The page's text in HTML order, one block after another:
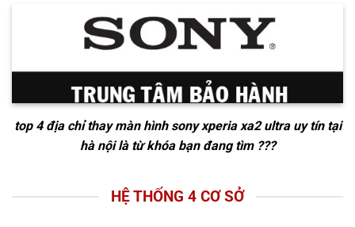
top 4 địa chỉ thay màn hình sony xperia xa2 ultra uy tín tại
hà nộilà từ khóa bạn đang tìm ???
HỆ THỐNG 4 CƠ SỞ